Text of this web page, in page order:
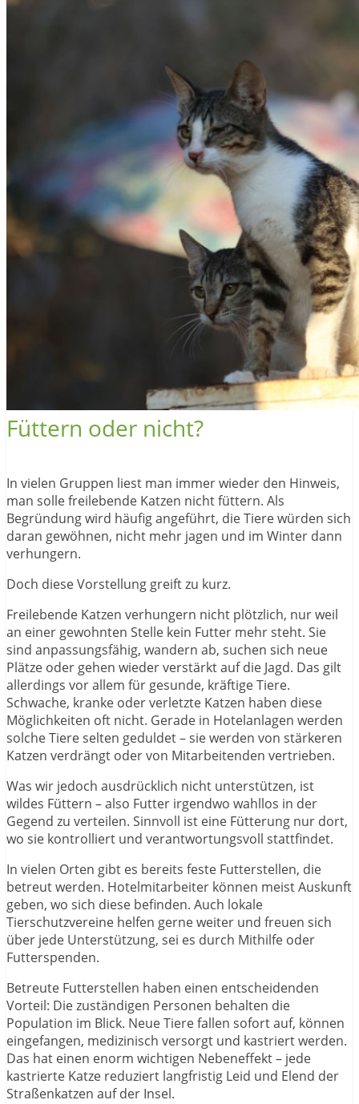
Füttern oder nicht?
In vielen Gruppen liest man immer wieder den Hinweis,
man solle freilebende Katzen nicht füttern. Als
Begründung wird häufig angeführt, die Tiere würden sich
daran gewöhnen, nicht mehr jagen und im Winter dann
verhungern.
Doch diese Vorstellung greift zu kurz.
Freilebende Katzen verhungern nicht plötzlich, nur weil
an einer gewohnten Stelle kein Futter mehr steht. Sie
sind anpassungsfähig, wandern ab, suchen sich neue
Plätze oder gehen wieder verstärkt auf die Jagd. Das gilt
allerdings vor allem für gesunde, kräftige Tiere.
Schwache, kranke oder verletzte Katzen haben diese
Möglichkeiten oft nicht. Gerade in Hotelanlagen werden
solche Tiere selten geduldet – sie werden von stärkeren
Katzen verdrängt oder von Mitarbeitenden vertrieben.
Was wir jedoch ausdrücklich nicht unterstützen, ist
wildes Füttern – also Futter irgendwo wahllos in der
Gegend zu verteilen. Sinnvoll ist eine Fütterung nur dort,
wo sie kontrolliert und verantwortungsvoll stattfindet.
In vielen Orten gibt es bereits feste Futterstellen, die
betreut werden. Hotelmitarbeiter können meist Auskunft
geben, wo sich diese befinden. Auch lokale
Tierschutzvereine helfen gerne weiter und freuen sich
über jede Unterstützung, sei es durch Mithilfe oder
Futterspenden.
Betreute Futterstellen haben einen entscheidenden
Vorteil: Die zuständigen Personen behalten die
Population im Blick. Neue Tiere fallen sofort auf, können
eingefangen, medizinisch versorgt und kastriert werden.
Das hat einen enorm wichtigen Nebeneffekt – jede
kastrierte Katze reduziert langfristig Leid und Elend der
Straßenkatzen auf der Insel.